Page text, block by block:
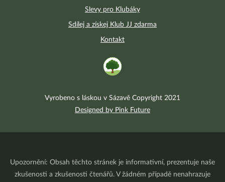
Slevy pro Klubáky
Sdílej a získej Klub JJ zdarma
Kontakt
Vyrobeno s láskou v Sázavě Copyright 2021
Designed by Pink Future
Upozornění: Obsah těchto stránek je informativní, prezentuje naše
zkušenosti a zkušenosti čtenářů. V žádném případě nenahrazuje